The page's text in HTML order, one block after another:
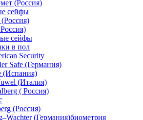
(Россия)
сейфы
сейфы
в пол
Security
Safe (Германия)
(Испания)
(Италия)
( Россия)
(Россия)
(Германия)биометрия